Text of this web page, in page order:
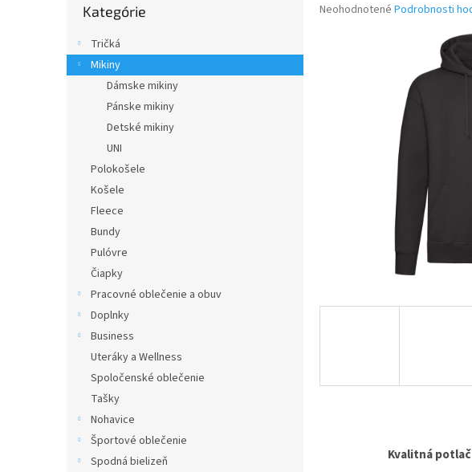
p
a
kategórie
Kategórie
Tričká
Mikiny
Dámske mikiny
Pánske mikiny
Detské mikiny
UNI
Polokošele
Košele
Fleece
Bundy
Pulóvre
Čiapky
Pracovné oblečenie a obuv
Doplnky
Business
Uteráky a Wellness
Spoločenské oblečenie
Tašky
Nohavice
Športové oblečenie
Spodná bielizeň
Priemerné
Neohodnotené Podrobnosti
Kvalitná potlač